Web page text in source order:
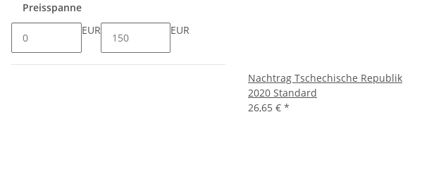
Nachtrag Tschechische Republik
2020 Standard
26,65 € *
Preisspanne
EUR
EUR